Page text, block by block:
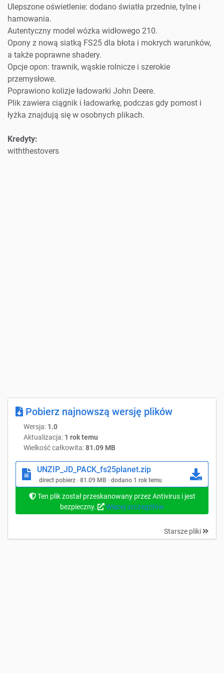
Ulepszone oświetlenie: dodano światła przednie, tylne i
hamowania.
Autentyczny model wózka widłowego 210.
Opony z nową siatką FS25 dla błota i mokrych warunków,
a także poprawne shadery.
Opcje opon: trawnik, wąskie rolnicze i szerokie
przemysłowe.
Poprawiono kolizje ładowarki John Deere.
Plik zawiera ciągnik i ładowarkę, podczas gdy pomost i
łyżka znajdują się w osobnych plikach.
Kredyty:
withthestovers
Pobierz najnowszą wersję plików
Wersja: 1.0
Aktualizacja: 1 rok temu
Wielkość całkowita:81.09 MB
UNZIP_JD_PACK_fs25planet.zip
direct pobierz · 81.09 MB · dodano 1 rok temu
Ten plik został przeskanowany przez Antivirus i jest
bezpieczny.
Więcej szczegółów
Starsze pliki